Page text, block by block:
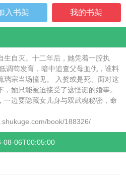
入书架 我的书架
自灭。十二年后，她凭着一腔执
调苟发育，暗中追查父母血仇，谁料
璃宗当场撞见。 入赘或是死、面对这
她只能被迫接受了这怪诞的婚事。
一边要隐藏女儿身与双武魂秘密，命
book/188326/
08-06T00:05:00